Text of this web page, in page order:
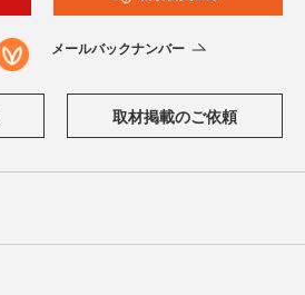
メールバックナンバー
取材掲載のご依頼